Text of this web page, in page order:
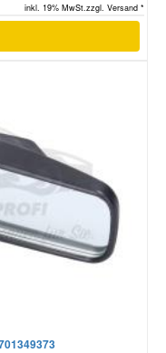
inkl. 19% MwSt.zzgl. Versand *